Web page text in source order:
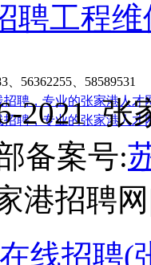
聘工程维
56362255、58589531
2021 张
备案号:
港招聘